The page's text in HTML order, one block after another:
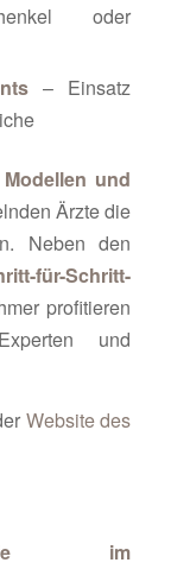
oder
– Einsatz
und
Ärzte die
Neben den
für-Schritt-
profitieren
und
Website des
im